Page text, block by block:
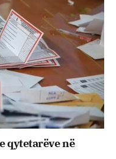
qytetarëve në